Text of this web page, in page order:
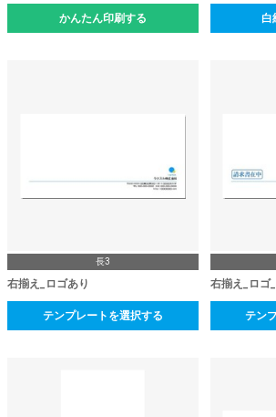
かんたん印刷する 白
長3
右揃え_ロゴあり
テンプレートを選択する
右揃え_ロゴ
テン